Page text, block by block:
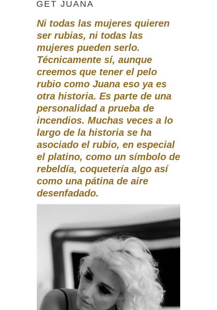
GET JUANA
Ni todas las mujeres quieren
ser rubias, ni todas las
mujeres pueden serlo.
Técnicamente sí, aunque
creemos que tener el pelo
rubio como Juana eso ya es
otra historia. Es parte de una
personalidad a prueba de
incendios. Muchas veces a lo
largo de la historia se ha
asociado el rubio, en especial
el platino, como un símbolo de
rebeldía, coquetería algo así
como una pátina de aire
desenfadado.